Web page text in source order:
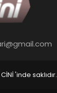
'inde saklıdır.